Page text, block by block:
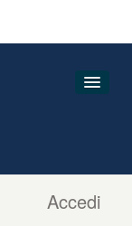
Accedi